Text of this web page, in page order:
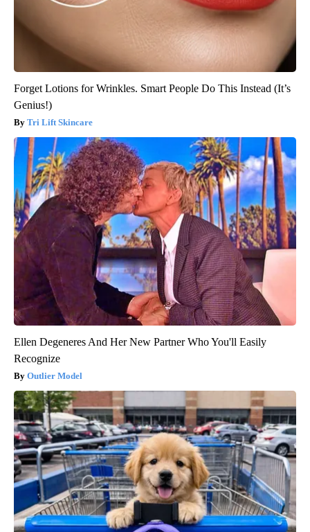
Forget Lotions for Wrinkles. Smart People Do This Instead (It’s
Genius!)
Tri Lift Skincare
Ellen Degeneres And Her New Partner Who You'll Easily
Recognize
Outlier Model